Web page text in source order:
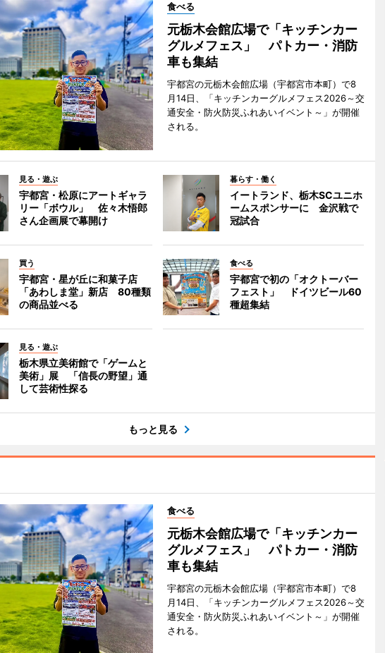
食べる
元栃木会館広場で「キッチンカー
グルメフェス」 パトカー・消防
車も集結
宇都宮の元栃木会館広場（宇都宮市本町）で8
月14日、「キッチンカーグルメフェス2026～交
通安全・防火防災ふれあいイベント～」が開催
される。
見る・遊ぶ
宇都宮・松原にアートギャラ
リー「ボウル」 佐々木悟郎
さん企画展で幕開け
暮らす・働く
イートランド、栃木SCユニホ
ームスポンサーに 金沢戦で
冠試合
買う
宇都宮・星が丘に和菓子店
「あわしま堂」新店 80種類
の商品並べる
食べる
宇都宮で初の「オクトーバー
フェスト」 ドイツビール60
種超集結
見る・遊ぶ
栃木県立美術館で「ゲームと
美術」展 「信長の野望」通
して芸術性探る
もっと見る
食べる
元栃木会館広場で「キッチンカー
グルメフェス」 パトカー・消防
車も集結
宇都宮の元栃木会館広場（宇都宮市本町）で8
月14日、「キッチンカーグルメフェス2026～交
通安全・防火防災ふれあいイベント～」が開催
される。